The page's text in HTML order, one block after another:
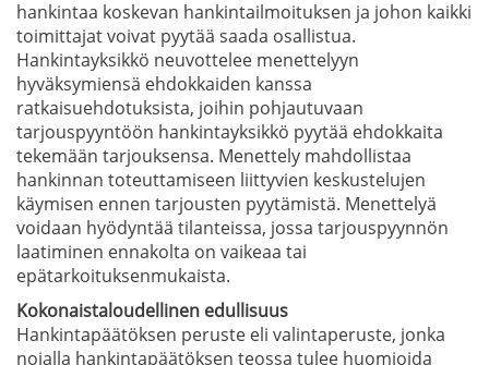
hankintaa koskevan hankintailmoituksen ja johon kaikki
toimittajat voivat pyytää saada osallistua.
Hankintayksikkö neuvottelee menettelyyn
hyväksymiensä ehdokkaiden kanssa
ratkaisuehdotuksista, joihin pohjautuvaan
tarjouspyyntöön hankintayksikkö pyytää ehdokkaita
tekemään tarjouksensa. Menettely mahdollistaa
hankinnan toteuttamiseen liittyvien keskustelujen
käymisen ennen tarjousten pyytämistä. Menettelyä
voidaan hyödyntää tilanteissa, jossa tarjouspyynnön
laatiminen ennakolta on vaikeaa tai
epätarkoituksenmukaista.
Kokonaistaloudellinen edullisuus
Hankintapäätöksen peruste eli valintaperuste, jonka
nojalla hankintapäätöksen teossa tulee huomioida